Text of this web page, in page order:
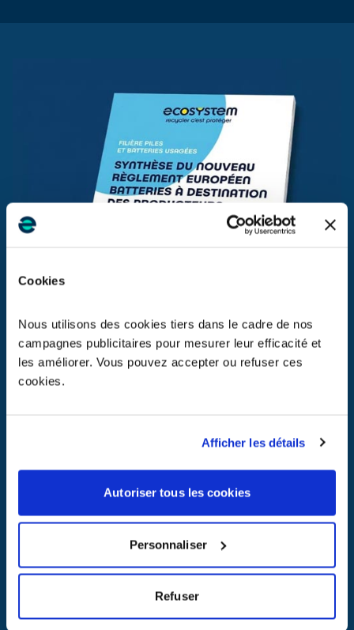
Cookies
Nous utilisons des cookies tiers dans le cadre de nos
campagnes publicitaires pour mesurer leur efficacité et
les améliorer. Vous pouvez accepter ou refuser ces
cookies.
Afficher les détails
Autoriser tous les cookies
Personnaliser
Refuser
Batteries de Moyens de Transport Légers (MTL)
Batteries de démarrage, éclairage et allumage (SLI)
Il définit uncadre juridique complet couvrant l’ensemble du
cycle de vie des batteries depuis leur fabrication jusqu’à la
éventuelle seconde vie.Il fixe desexigences minimales
relatives à la Responsabilité Élargie des Producteurs, à la